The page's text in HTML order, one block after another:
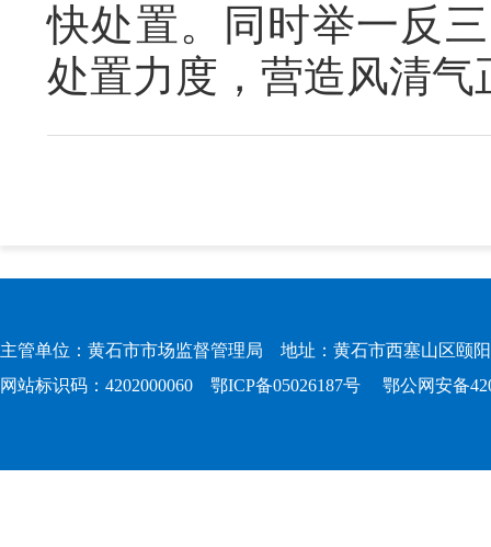
快处置。同时举一反
处置力度，营造风清
主管单位：黄石市市场监督管理局 地址：黄石市西塞山区颐
网站标识码：4202000060 鄂ICP备05026187号 鄂公网安备